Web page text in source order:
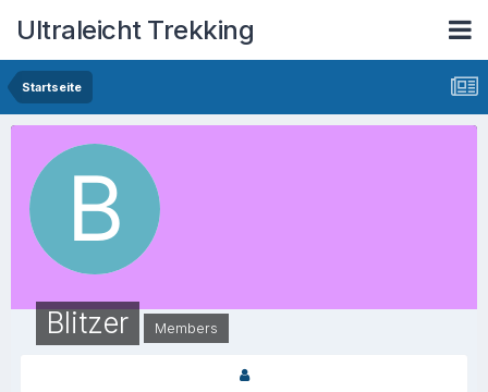
Ultraleicht Trekking
Startseite
Blitzer Members